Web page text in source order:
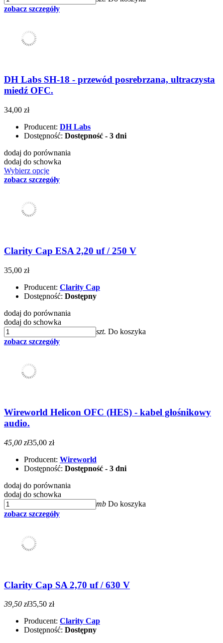
zobacz szczegóły
DH Labs SH-18 - przewód posrebrzana, ultraczysta
miedź OFC.
34,00 zł
Producent: DH Labs
Dostępność: Dostępność - 3 dni
dodaj do porównania
dodaj do schowka
Wybierz opcje
zobacz szczegóły
Clarity Cap ESA 2,20 uf / 250 V
35,00 zł
Producent: Clarity Cap
Dostępność: Dostępny
dodaj do porównania
dodaj do schowka
szt. Do koszyka
zobacz szczegóły
Wireworld Helicon OFC (HES) - kabel głośnikowy
audio.
45,00 zł35,00 zł
Producent: Wireworld
Dostępność: Dostępność - 3 dni
dodaj do porównania
dodaj do schowka
mb Do koszyka
zobacz szczegóły
Clarity Cap SA 2,70 uf / 630 V
39,50 zł35,50 zł
Producent: Clarity Cap
Dostępność: Dostępny